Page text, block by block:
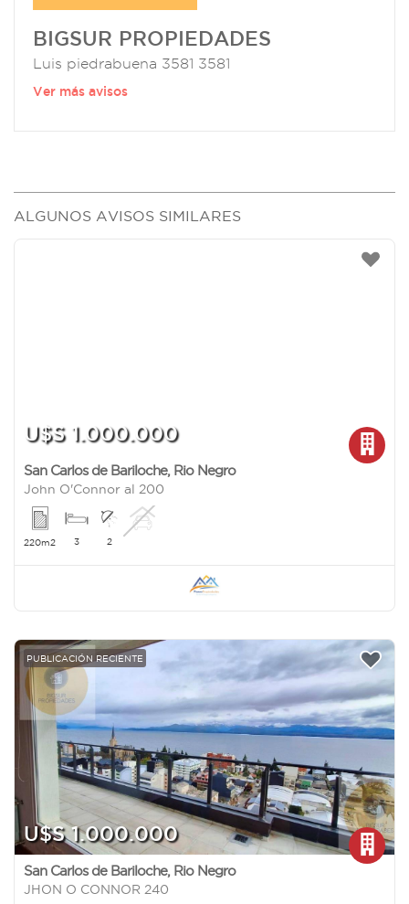
BIGSUR PROPIEDADES
Luis piedrabuena 3581 3581
Ver más avisos
ALGUNOS AVISOS SIMILARES
U$S 1.000.000
San Carlos de Bariloche, Rio Negro
John O'Connor al 200
220m2 3 2
PUBLICACIÓN RECIENTE
U$S 1.000.000
San Carlos de Bariloche, Rio Negro
JHON O CONNOR 240